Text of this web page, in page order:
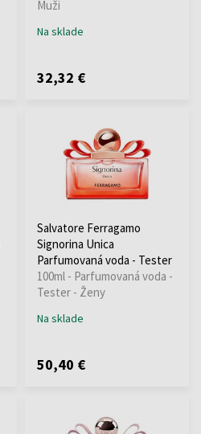
Muži
Na sklade
32,32 €
Salvatore Ferragamo
Signorina Unica
Parfumovaná voda - Tester
100ml - Parfumovaná voda -
Tester - Ženy
Na sklade
50,40 €